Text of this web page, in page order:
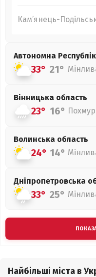
Кам’янець-
Автономна
33° 21°
Вінницька область
23° 16°
Волинська область
24° 14°
Дніпропетровська
33° 25°
Найбільші міста в